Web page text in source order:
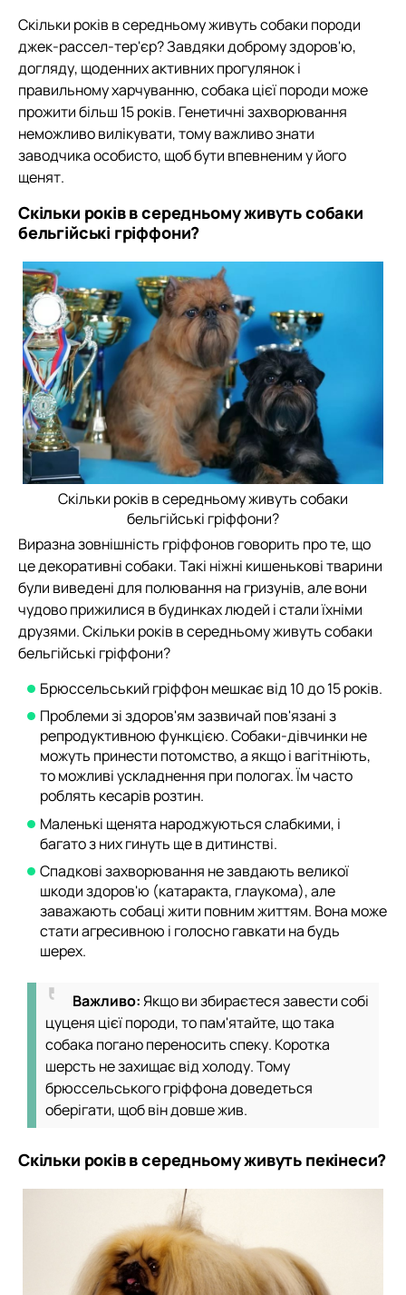
Скільки років в середньому живуть собаки породи
джек-рассел-тер'єр? Завдяки доброму здоров'ю,
догляду, щоденних активних прогулянок і
правильному харчуванню, собака цієї породи може
прожити більш 15 років. Генетичні захворювання
неможливо вилікувати, тому важливо знати
заводчика особисто, щоб бути впевненим у його
щенят.
Скільки років в середньому живуть собаки
бельгійські гріффони?
Скільки років в середньому живуть собаки
бельгійські гріффони?
Виразна зовнішність гріффонов говорить про те, що
це декоративні собаки. Такі ніжні кишенькові тварини
були виведені для полювання на гризунів, але вони
чудово прижилися в будинках людей і стали їхніми
друзями. Скільки років в середньому живуть собаки
бельгійські гріффони?
Брюссельський гріффон мешкає від 10 до 15 років.
Проблеми зі здоров'ям зазвичай пов'язані з
репродуктивною функцією. Собаки-дівчинки не
можуть принести потомство, а якщо і вагітніють,
то можливі ускладнення при пологах. Їм часто
роблять кесарів розтин.
Маленькі щенята народжуються слабкими, і
багато з них гинуть ще в дитинстві.
Спадкові захворювання не завдають великої
шкоди здоров'ю (катаракта, глаукома), але
заважають собаці жити повним життям. Вона може
стати агресивною і голосно гавкати на будь
шерех.
Важливо:Якщо ви збираєтеся завести собі
цуценя цієї породи, то пам'ятайте, що така
собака погано переносить спеку. Коротка
шерсть не захищає від холоду. Тому
брюссельського гріффона доведеться
оберігати, щоб він довше жив.
Скільки років в середньому живуть пекінеси?